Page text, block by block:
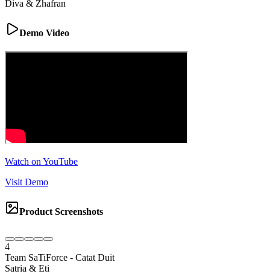
Diva & Zhafran
Demo Video
Watch on YouTube
Visit Demo
Product Screenshots
4
Team SaTiForce - Catat Duit
Satria & Eti